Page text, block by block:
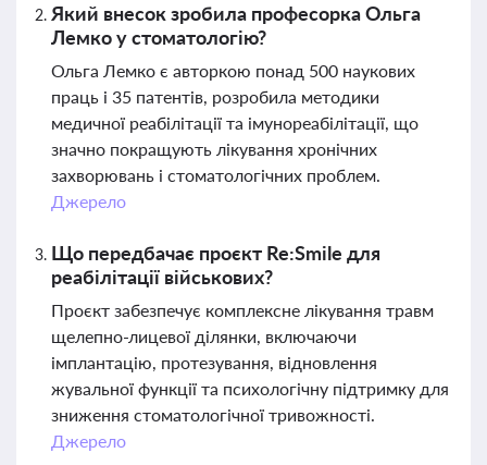
Який внесок зробила професорка Ольга
Лемко у стоматологію?
Ольга Лемко є авторкою понад 500 наукових
праць і 35 патентів, розробила методики
медичної реабілітації та імунореабілітації, що
значно покращують лікування хронічних
захворювань і стоматологічних проблем.
Джерело
Що передбачає проєкт Re:Smile для
реабілітації військових?
Проєкт забезпечує комплексне лікування травм
щелепно-лицевої ділянки, включаючи
імплантацію, протезування, відновлення
жувальної функції та психологічну підтримку для
зниження стоматологічної тривожності.
Джерело